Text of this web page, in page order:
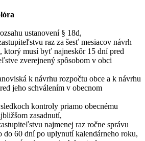
ustanovení § 18d,
raz za šesť mesiacov návrh
ktorý musí byť najneskôr 15 dní pred
zverejnený spôsobom v obci
k návrhu rozpočtu obce a k návrhu
jeho schválením v obecnom
kontroly priamo obecnému
zasadnutí,
najmenej raz ročne správu
do 60 dní po uplynutí kalendárneho roku,